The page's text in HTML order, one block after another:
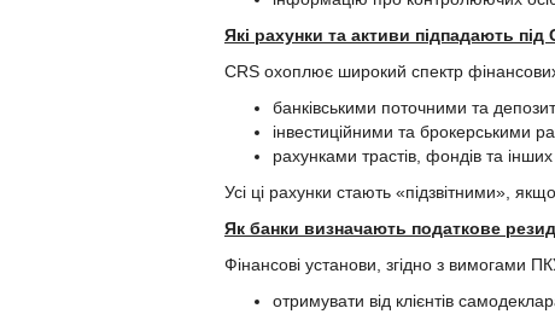
Які рахунки та активи підпадають під
CRS охоплює широкий спектр
банківськими поточними та
інвестиційними та брокерськими
рахунками трастів, фондів та
Усі ці рахунки стають «підзвітними»,
Як банки визначають податкове
Фінансові установи, згідно з вимогами
отримувати від клієнтів